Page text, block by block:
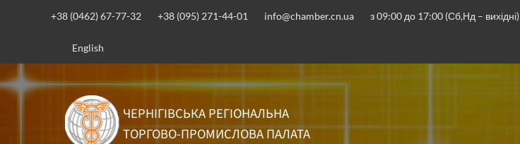
+38 (0462) 67-77-32 +38 (095) 271-44-01 info@chamber.cn.ua з 09:00 до 17:00 (Сб,Нд – вихідні)
English
ЧЕРНІГІВСЬКА РЕГІОНАЛЬНА
ТОРГОВО-ПРОМИСЛОВА ПАЛАТА